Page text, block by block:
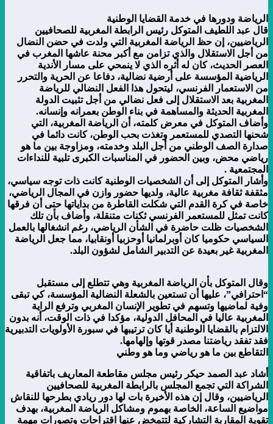
الرياضة ودورها في خدمة القضايا الوطنية
قال عبد اللطيف المتوكل رئيس الرابطة المغربية للصحافيين
الرياضيين، إن حظ الرياضة المغربية التي ولدت في حضن النضال
من أجل الاستقلال والذي تزامن مع أكبر محنة عاشها المغرب في
العصر الحديث، كان له أثره الذي لا ينمحي على مسار الأندية
الرياضية المؤسسة على أرضية نضالية، دفاعا عن الحرية والتحرر
من الاستعمار الفرنسي، ليتحول هذا الفعل النضالي للرياضة
المغربية بعد الاستقلال إلى فعل نضالي من أجل تثبيت الدولة
المغربية الحديثة والمساهمة في بناء الوطن بعمرانه وإنسانه.
وأضاف المتوكل في معرض كلمته، أن الرياضة المغربية، التي
شحنها التصدي للمستعمر وتغذت بحب الوطن، كانت دائما في
صدارة الصف الوطني من أجل البلد وخدمته، ومزاوجة بين ما هو
رياضي محض، وبين الحضور في المناسبات الكبرى تلبية للنداءات
المجتمعية .
وأشار المتوكل إلى أن الشخصيات الوطنية كانت ذات توجه سياسي،
مثقفة ثقافة مغربية عالية، ولديها حضور وازن في المجال الرياضي،
خاصة في كرة القدم التي شكلت القاطرة من بداياتها حتى أن فرقها
كانت تمثل للمستعمر الفرنسي ثكنات متنقلة، وأضاف بأن تلك
الشخصيات ظلت حاضرة في الشأن الرياضي، رغم انشغالها بالعمل
السياسي حكوميا كان أوبرلمانيا أوحزبيا أونقابيا، مما جعل الرياضة
المغربية غير بعيدة عن التدبير الشامل لشؤون البلد.
وقال المتوكل بأن الرياضة المغربية وهي تتطلع إلى مستقبل
“احترافي”، عليها أن تستعين بالشعلة النضالية المؤسسة، كي تبقى
وفية لماضيها وتسهم في تطوير الإنسان المغربي وترفع الراية
المغربية عاليا في المحافل الدولية، مؤكدا في ذات الوقت، أنه بدون
الالتزام بالقضايا الوطنية أيا كان ترتيبها في سبورة الأولويات التدبيرية
فقد تفقد رياضتنا مصدر قوتها وإلهامها.
التقاطع بين ما هو رياضي وما هو وطني
أشاد عبد الصمد حيكر رئيس مجلس مقاطعة المعاريف باتفاقية
الشراكة التي تجمع المجلس بالرابطة المغربية للصحافيين
الرياضيين، وقال إن هذه الأخيرة بات لها دور ريادي بطرحها للنقاش
مواضيع الساعة، الخاصة بهموم ومشاكل الرياضة المغربية، بهدف
تقوية المقاربة التشاركية لتتمخض عنها اقتراحات وتصورات مهمة